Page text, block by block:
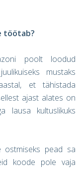
töötab?
poolt loodud
mustaks
et tähistada
ajast alates on
lausa kultuslikuks
ostmiseks pead sa
koode pole vaja